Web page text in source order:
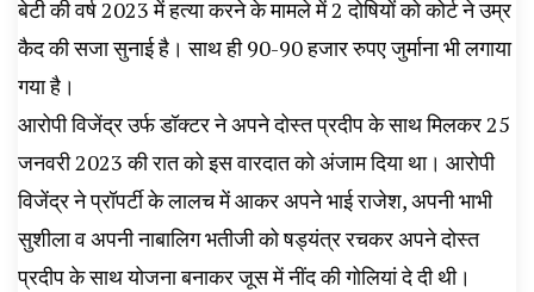
बेटी की वर्ष 2023 में हत्या करने के मामले में 2 दोषियों को कोर्ट ने उम्र
कैद की सजा सुनाई है। साथ ही 90-90 हजार रुपए जुर्माना भी लगाया
गया है।
आरोपी विजेंद्र उर्फ डॉक्टर ने अपने दोस्त प्रदीप के साथ मिलकर 25
जनवरी 2023 की रात को इस वारदात को अंजाम दिया था। आरोपी
विजेंद्र ने प्रॉपर्टी के लालच में आकर अपने भाई राजेश, अपनी भाभी
सुशीला व अपनी नाबालिग भतीजी को षड्यंत्र रचकर अपने दोस्त
प्रदीप के साथ योजना बनाकर जूस में नींद की गोलियां दे दी थी।